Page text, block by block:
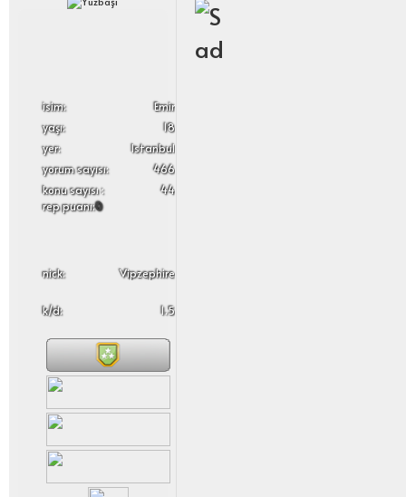
i̇sim:
Emir
yaşı:
18
yer:
Istanbul
yorum sayısı:
466
konu sayısı :
44
rep puanı:0
nick: Vipzephire
k/d: 1.5